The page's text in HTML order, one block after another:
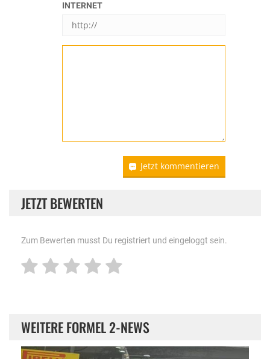
INTERNET
Jetzt kommentieren
JETZT BEWERTEN
Zum Bewerten musst Du registriert und eingeloggt sein.
WEITERE FORMEL 2-NEWS